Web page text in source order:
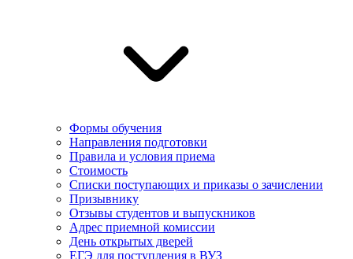
Формы обучения
Направления подготовки
Правила и условия приема
Стоимость
Списки поступающих и приказы о зачислении
Призывнику
Отзывы студентов и выпускников
Адрес приемной комиссии
День открытых дверей
ЕГЭ для поступления в ВУЗ